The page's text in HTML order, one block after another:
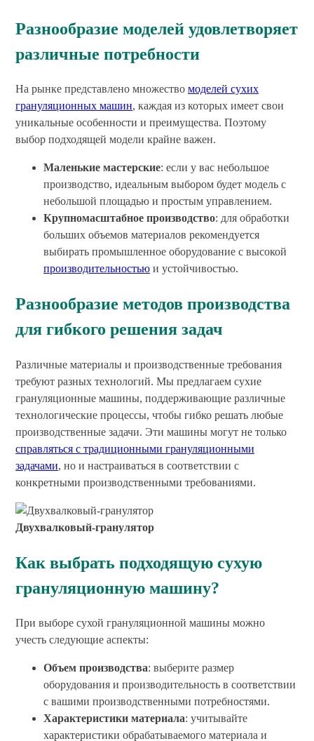
Разнообразие моделей удовлетворяет
различные потребности
На рынке представлено множествомоделей сухих
грануляционных машин, каждая из которых имеет свои
уникальные особенности и преимущества. Поэтому
выбор подходящей модели крайне важен.
Маленькие мастерские: если у вас небольшое
производство, идеальным выбором будет модель с
небольшой площадью и простым управлением.
Крупномасштабное производство: для обработки
больших объемов материалов рекомендуется
выбирать промышленное оборудование с высокой
производительностью и устойчивостью.
Разнообразие методов производства
для гибкого решения задач
Различные материалы и производственные требования
требуют разных технологий. Мы предлагаем сухие
грануляционные машины, поддерживающие различные
технологические процессы, чтобы гибко решать любые
производственные задачи. Эти машины могут не только
справляться с традиционными грануляционными
задачами, но и настраиваться в соответствии с
конкретными производственными требованиями.
Двухвалковый-гранулятор
Как выбрать подходящую сухую
грануляционную машину?
При выборе сухой грануляционной машины можно
учесть следующие аспекты:
Объем производства: выберите размер
оборудования и производительность в соответствии
с вашими производственными потребностями.
Характеристики материала: учитывайте
характеристики обрабатываемого материала и